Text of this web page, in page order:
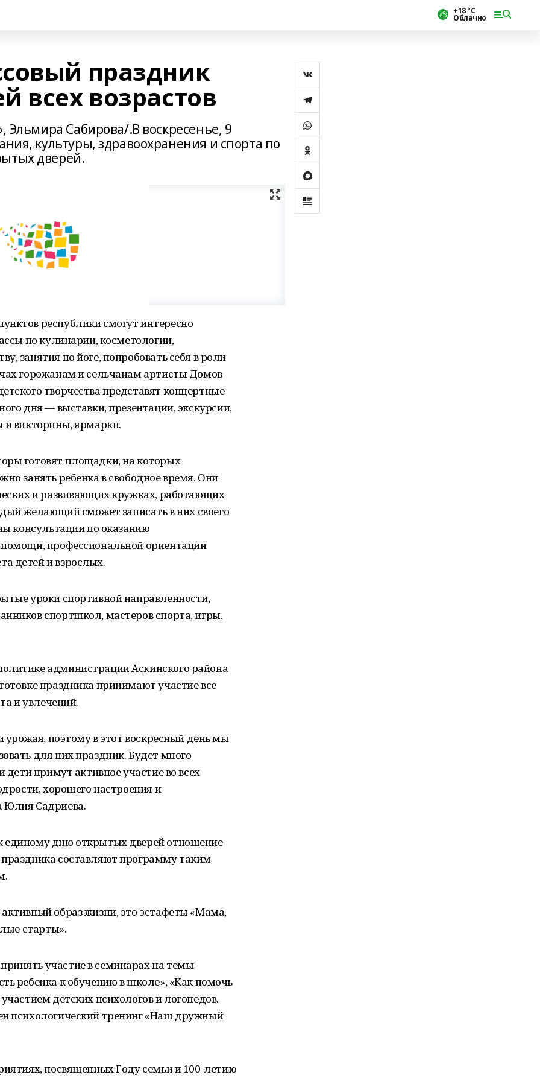
+18 °С
Облачно
праздник
всех возрастов
Сабирова/.В воскресенье, 9
культуры, здравоохранения и спорта по
дверей.
республики смогут интересно
по кулинарии, косметологии,
занятия по йоге, попробовать себя в роли
горожанам и сельчанам артисты Домов
творчества представят концертные
дня — выставки, презентации, экскурсии,
и викторины, ярмарки.
готовят площадки, на которых
занять ребенка в свободное время. Они
и развивающих кружках, работающих
желающий сможет записать в них своего
консультации по оказанию
профессиональной ориентации
детей и взрослых.
уроки спортивной направленности,
спортшкол, мастеров спорта, игры,
администрации Аскинского района
праздника принимают участие все
и увлечений.
урожая, поэтому в этот воскресный день мы
для них праздник. Будет много
примут активное участие во всех
хорошего настроения и
Юлия Садриева.
дню открытых дверей отношение
составляют программу таким
образ жизни, это эстафеты «Мама,
старты».
участие в семинарах на темы
ребенка к обучению в школе», «Как помочь
детских психологов и логопедов.
психологический тренинг «Наш дружный
посвященных Году семьи и 100-летию